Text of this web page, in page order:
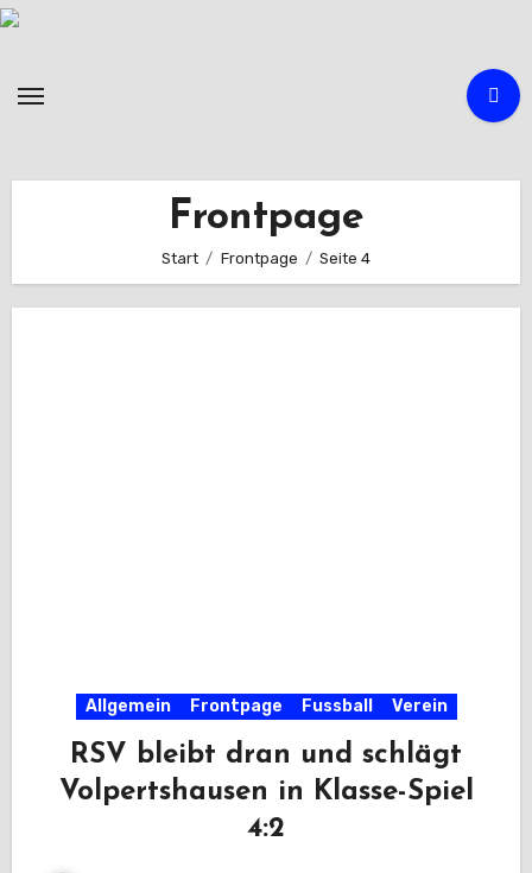
Zum
Frontpage
Start Frontpage Seite 4
Allgemein Frontpage Fussball Verein
RSV bleibt dran und schlägt
Volpertshausen in Klasse-Spiel
4:2